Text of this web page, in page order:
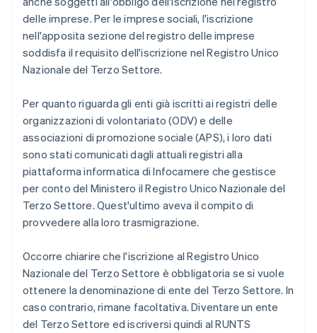
delle imprese. Per le imprese sociali, l'iscrizione
nell'apposita sezione del registro delle imprese
soddisfa il requisito dell'iscrizione nel Registro Unico
Nazionale del Terzo Settore.
Per quanto riguarda gli enti già iscritti ai registri delle
organizzazioni di volontariato (ODV) e delle
associazioni di promozione sociale (APS), i loro dati
sono stati comunicati dagli attuali registri alla
piattaforma informatica di Infocamere che gestisce
per conto del Ministero il Registro Unico Nazionale del
Terzo Settore. Quest'ultimo aveva il compito di
provvedere alla loro trasmigrazione.
Occorre chiarire che l'iscrizione al Registro Unico
Nazionale del Terzo Settore è obbligatoria se si vuole
ottenere la denominazione di ente del Terzo Settore. In
caso contrario, rimane facoltativa. Diventare un ente
del Terzo Settore ed iscriversi quindi al RUNTS